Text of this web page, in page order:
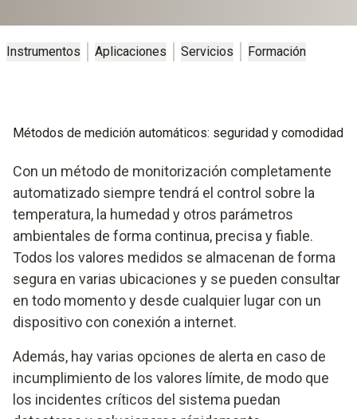
Instrumentos Aplicaciones Servicios Formación
Métodos de medición automáticos: seguridad y comodidad
Con un método de monitorización completamente
automatizado siempre tendrá el control sobre la
temperatura, la humedad y otros parámetros
ambientales de forma continua, precisa y fiable.
Todos los valores medidos se almacenan de forma
segura en varias ubicaciones y se pueden consultar
en todo momento y desde cualquier lugar con un
dispositivo con conexión a internet.
Además, hay varias opciones de alerta en caso de
incumplimiento de los valores límite, de modo que
los incidentes críticos del sistema puedan